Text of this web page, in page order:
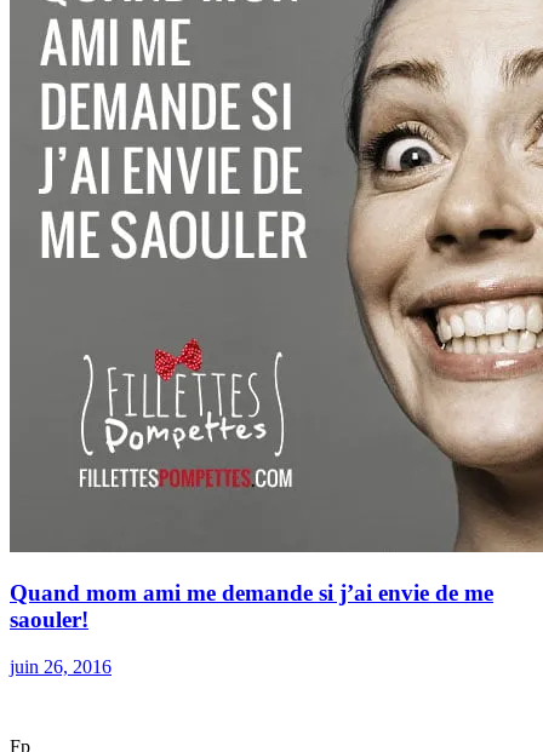
Quand mom ami me demande si j’ai envie de me
saouler!
juin 26, 2016
Fp